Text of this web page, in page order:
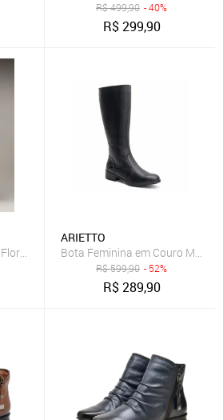
R$499,90 - 40%
R$299,90
de Griffe Feminina Em Couro Legítimo
ARIETTO
Bota Feminina em Couro
R$599,90 - 52%
R$289,90